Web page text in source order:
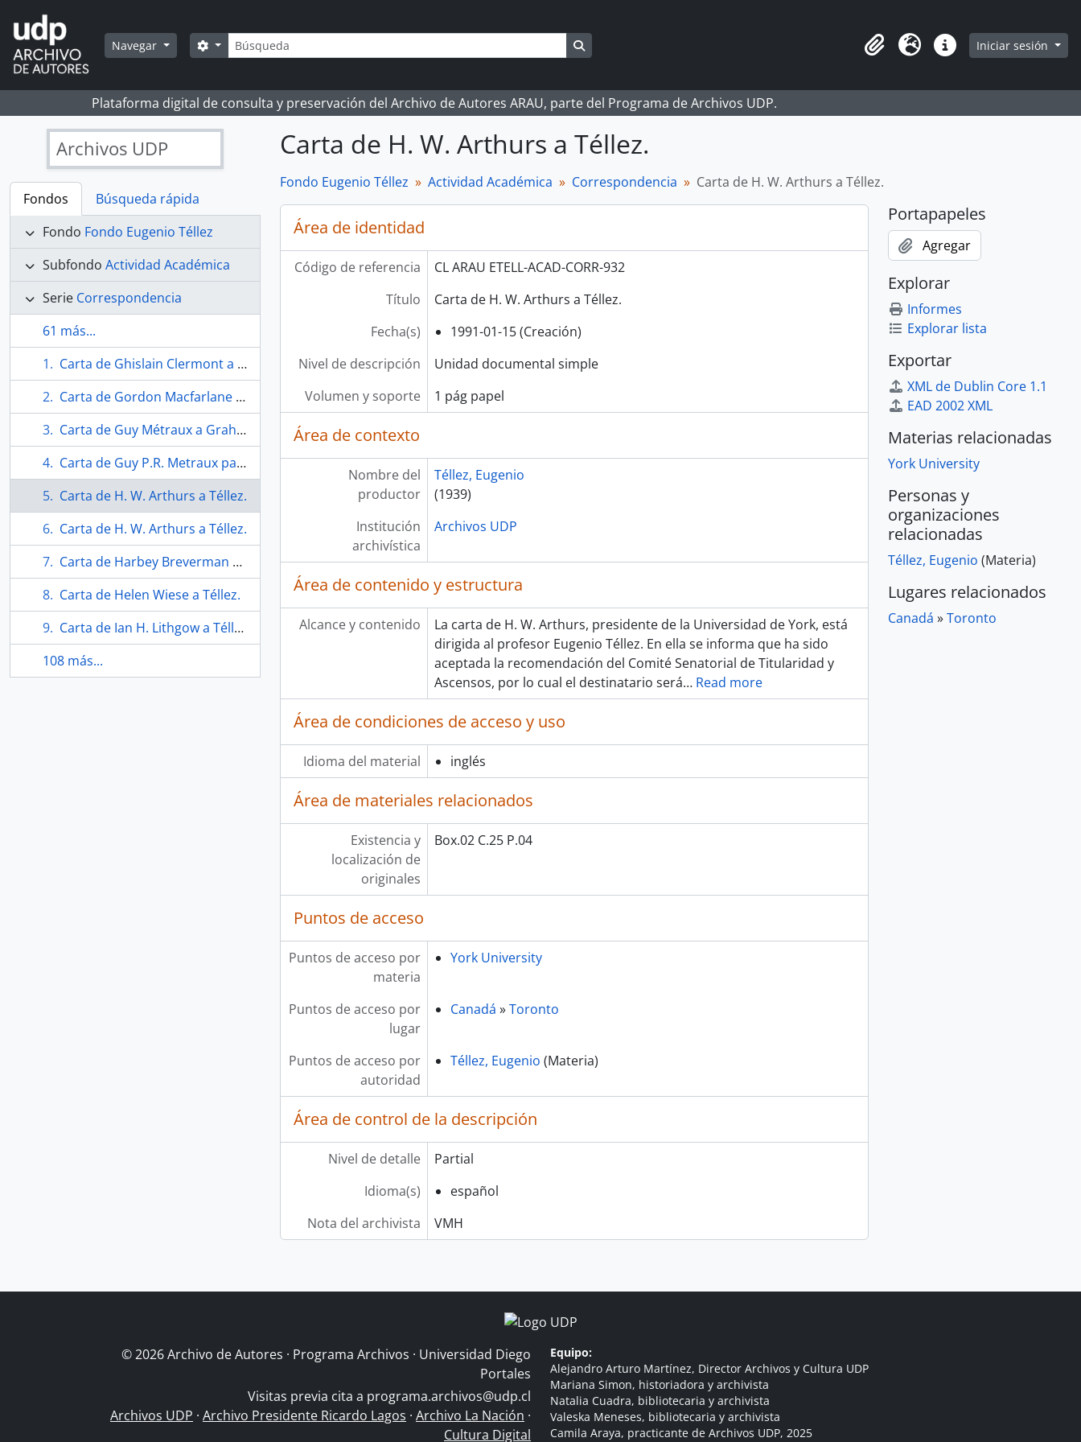
Skip to main content
Navegar Búsqueda
Search options
Portapapeles
Idioma Enlaces rápidos
Iniciar sesión
Plataforma digital de consulta y preservación del Archivo de Autores ARAU, parte del Programa de Archivos UDP.
Archivos UDP
Fondos
Búsqueda rápida
Fondo Fondo Eugenio Téllez
Subfondo Actividad Académica
Serie Correspondencia
61 más...
Carta de Ghislain Clermont a Téllez.
Carta de Gordon Macfarlane a Téllez.
Carta de Guy Métraux a Graham Hall.
Carta de Guy P.R. Metraux para Téllez.
Carta de H. W. Arthurs a Téllez.
Carta de H. W. Arthurs a Téllez.
Carta de Harbey Breverman y Adele Henderson a Téllez.
Carta de Helen Wiese a Téllez.
Carta de Ian H. Lithgow a Téllez.
108 más...
Carta de H. W. Arthurs a Téllez.
Fondo Eugenio Téllez Actividad Académica Correspondencia Carta de H. W. Arthurs a Téllez.
Área de identidad
Código de referencia
CL ARAU ETELL-ACAD-CORR-932
Título
Carta de H. W. Arthurs a Téllez.
Fecha(s)
1991-01-15 (Creación)
Nivel de descripción
Unidad documental simple
Volumen y soporte
1 pág papel
Área de contexto
Nombre del
productor
Téllez, Eugenio
(1939)
Institución
archivística
Archivos UDP
Área de contenido y estructura
Alcance y contenido
La carta de H. W. Arthurs, presidente de la Universidad de York, está
dirigida al profesor Eugenio Téllez. En ella se informa que ha sido
aceptada la recomendación del Comité Senatorial de Titularidad y
Ascensos, por lo cual el destinatario será… Read more
Área de condiciones de acceso y uso
Idioma del material inglés
Área de materiales relacionados
Existencia y
localización de
originales
Box.02 C.25 P.04
Puntos de acceso
Puntos de acceso por
materia
York University
Puntos de acceso por
lugar
Canadá »Toronto
Puntos de acceso por
autoridad
Téllez, Eugenio (Materia)
Área de control de la descripción
Nivel de detalle
Partial
Idioma(s)
español
Nota del archivista
VMH
Portapapeles
Agregar
Explorar
Informes
Explorar lista
Exportar
XML de Dublin Core 1.1
EAD 2002 XML
Materias relacionadas
York University
Personas y
organizaciones
relacionadas
Téllez, Eugenio (Materia)
Lugares relacionados
Canadá »Toronto
© 2026 Archivo de Autores · Programa Archivos · Universidad Diego
Portales
Visitas previa cita a programa.archivos@udp.cl
Archivos UDP · Archivo Presidente Ricardo Lagos · Archivo La Nación ·
Cultura Digital
Equipo:
Alejandro Arturo Martínez, Director Archivos y Cultura UDP
Mariana Simon, historiadora y archivista
Natalia Cuadra, bibliotecaria y archivista
Valeska Meneses, bibliotecaria y archivista
Camila Araya, practicante de Archivos UDP, 2025